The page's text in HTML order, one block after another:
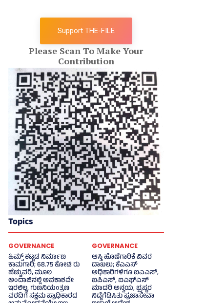
Support THE-FILE
Please Scan To Make Your
Contribution
Topics
GOVERNANCE
ಹಿಮ್ಸ್‌ ಕಟ್ಟಡ ನಿರ್ಮಾಣ
ಕಾಮಗಾರಿ; 68.75 ಕೋಟಿ ರು
ಹೆಚ್ಚುವರಿ, ಮೂಲ
ಅಂದಾಜಿನಲ್ಲಿ ಅವಕಾಶವೇ
ಇರಲಿಲ್ಲ, ಗುಣನಿಯಂತ್ರಣ
ವರದಿಗೆ ಸಕ್ಷಮ ಪ್ರಾಧಿಕಾರದ
GOVERNANCE
ಆಸ್ತಿ ಹೊಣೆಗಾರಿಕೆ ವಿವರ
ದಾಖಲು; ಕೆಎಎಸ್
ಅಧಿಕಾರಿಗಳಿಗೂ ಐಎಎಸ್‌,
ಐಪಿಎಸ್‌, ಐಎಫ್‌ಎಸ್‌
ಮಾದರಿ ಅನ್ವಯ, ಭ್ರಷ್ಟರ
ನಿದ್ದೆಗೆಡಿಸಿತು ಪ್ರಜಾಸೇವಾ